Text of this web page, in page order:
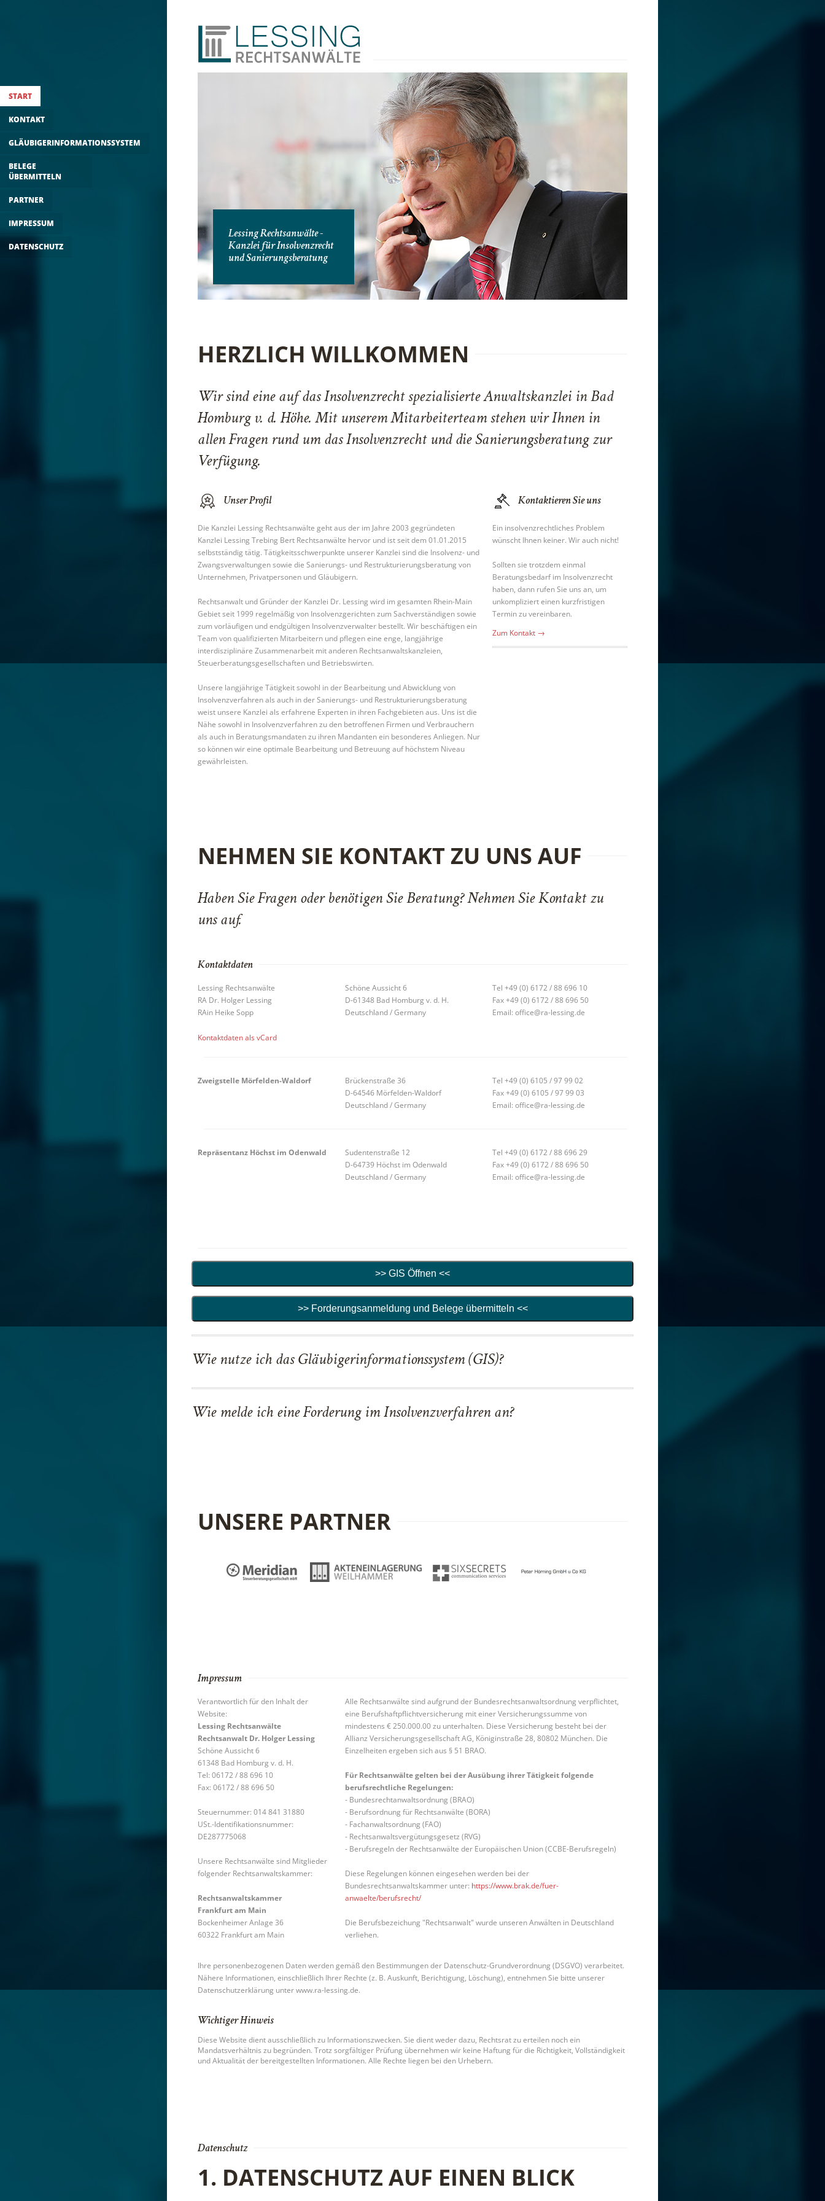
START
KONTAKT
GLÄUBIGERINFORMATIONSSYSTEM
BELEGE
ÜBERMITTELN
PARTNER
IMPRESSUM
DATENSCHUTZ
Lessing Rechtsanwälte -
Kanzlei für Insolvenzrecht
und Sanierungsberatung
HERZLICH WILLKOMMEN
Wir sind eine auf das Insolvenzrecht spezialisierte Anwaltskanzlei in Bad
Homburg v. d. Höhe. Mit unserem Mitarbeiterteam stehen wir Ihnen in
allen Fragen rund um das Insolvenzrecht und die Sanierungsberatung zur
Verfügung.
Unser Profil
Die Kanzlei Lessing Rechtsanwälte geht aus der im Jahre 2003 gegründeten
Kanzlei Lessing Trebing Bert Rechtsanwälte hervor und ist seit dem 01.01.2015
selbstständig tätig. Tätigkeitsschwerpunkte unserer Kanzlei sind die Insolvenz- und
Zwangsverwaltungen sowie die Sanierungs- und Restrukturierungsberatung von
Unternehmen, Privatpersonen und Gläubigern.
Rechtsanwalt und Gründer der Kanzlei Dr. Lessing wird im gesamten Rhein-Main
Gebiet seit 1999 regelmäßig von Insolvenzgerichten zum Sachverständigen sowie
zum vorläufigen und endgültigen Insolvenzverwalter bestellt. Wir beschäftigen ein
Team von qualifizierten Mitarbeitern und pflegen eine enge, langjährige
interdisziplinäre Zusammenarbeit mit anderen Rechtsanwaltskanzleien,
Steuerberatungsgesellschaften und Betriebswirten.
Unsere langjährige Tätigkeit sowohl in der Bearbeitung und Abwicklung von
Insolvenzverfahren als auch in der Sanierungs- und Restrukturierungsberatung
weist unsere Kanzlei als erfahrene Experten in ihren Fachgebieten aus. Uns ist die
Nähe sowohl in Insolvenzverfahren zu den betroffenen Firmen und Verbrauchern
als auch in Beratungsmandaten zu ihren Mandanten ein besonderes Anliegen. Nur
so können wir eine optimale Bearbeitung und Betreuung auf höchstem Niveau
gewährleisten.
Kontaktieren Sie uns
Ein insolvenzrechtliches Problem
wünscht Ihnen keiner. Wir auch nicht!
Sollten sie trotzdem einmal
Beratungsbedarf im Insolvenzrecht
haben, dann rufen Sie uns an, um
unkompliziert einen kurzfristigen
Termin zu vereinbaren.
Zum Kontakt →
NEHMEN SIE KONTAKT ZU UNS AUF
Haben Sie Fragen oder benötigen Sie Beratung? Nehmen Sie Kontakt zu
uns auf.
Kontaktdaten
Lessing Rechtsanwälte
RA Dr. Holger Lessing
RAin Heike Sopp
Kontaktdaten als vCard
Schöne Aussicht 6
D-61348 Bad Homburg v. d. H.
Deutschland / Germany
Tel +49 (0) 6172 / 88 696 10
Fax +49 (0) 6172 / 88 696 50
Email: office@ra-lessing.de
Zweigstelle Mörfelden-Waldorf
Brückenstraße 36
D-64546 Mörfelden-Waldorf
Deutschland / Germany
Tel +49 (0) 6105 / 97 99 02
Fax +49 (0) 6105 / 97 99 03
Email: office@ra-lessing.de
Repräsentanz Höchst im Odenwald
Sudentenstraße 12
D-64739 Höchst im Odenwald
Deutschland / Germany
Tel +49 (0) 6172 / 88 696 29
Fax +49 (0) 6172 / 88 696 50
Email: office@ra-lessing.de
>> GIS Öffnen <<
>> Forderungsanmeldung und Belege übermitteln <<
Wie nutze ich das Gläubigerinformationssystem (GIS)?
Wie melde ich eine Forderung im Insolvenzverfahren an?
UNSERE PARTNER
Impressum
Verantwortlich für den Inhalt der
Website:
Lessing Rechtsanwälte
Rechtsanwalt Dr. Holger Lessing
Schöne Aussicht 6
61348 Bad Homburg v. d. H.
Tel: 06172 / 88 696 10
Fax: 06172 / 88 696 50
Steuernummer: 014 841 31880
USt.-Identifikationsnummer:
DE287775068
Unsere Rechtsanwälte sind Mitglieder
folgender Rechtsanwaltskammer:
Rechtsanwaltskammer
Frankfurt am Main
Bockenheimer Anlage 36
60322 Frankfurt am Main
Alle Rechtsanwälte sind aufgrund der Bundesrechtsanwaltsordnung verpflichtet,
eine Berufshaftpflichtversicherung mit einer Versicherungssumme von
mindestens € 250.000.00 zu unterhalten. Diese Versicherung besteht bei der
Allianz Versicherungsgesellschaft AG, Königinstraße 28, 80802 München. Die
Einzelheiten ergeben sich aus § 51 BRAO.
Für Rechtsanwälte gelten bei der Ausübung ihrer Tätigkeit folgende
berufsrechtliche Regelungen:
- Bundesrechtanwaltsordnung (BRAO)
- Berufsordnung für Rechtsanwälte (BORA)
- Fachanwaltsordnung (FAO)
- Rechtsanwaltsvergütungsgesetz (RVG)
- Berufsregeln der Rechtsanwälte der Europäischen Union (CCBE-Berufsregeln)
Diese Regelungen können eingesehen werden bei der
Bundesrechtsanwaltskammer unter: https://www.brak.de/fuer-
anwaelte/berufsrecht/
Die Berufsbezeichung "Rechtsanwalt" wurde unseren Anwälten in Deutschland
verliehen.
Ihre personenbezogenen Daten werden gemäß den Bestimmungen der Datenschutz-Grundverordnung (DSGVO) verarbeitet.
Nähere Informationen, einschließlich Ihrer Rechte (z. B. Auskunft, Berichtigung, Löschung), entnehmen Sie bitte unserer
Datenschutzerklärung unter www.ra-lessing.de.
Wichtiger Hinweis
Diese Website dient ausschließlich zu Informationszwecken. Sie dient weder dazu, Rechtsrat zu erteilen noch ein
Mandatsverhältnis zu begründen. Trotz sorgfältiger Prüfung übernehmen wir keine Haftung für die Richtigkeit, Vollständigkeit
und Aktualität der bereitgestellten Informationen. Alle Rechte liegen bei den Urhebern.
Datenschutz
1. DATENSCHUTZ AUF EINEN BLICK